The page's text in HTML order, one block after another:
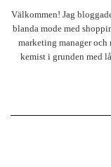
Välkommen! Jag
blanda mode med
marketing manager
kemist i grunden med